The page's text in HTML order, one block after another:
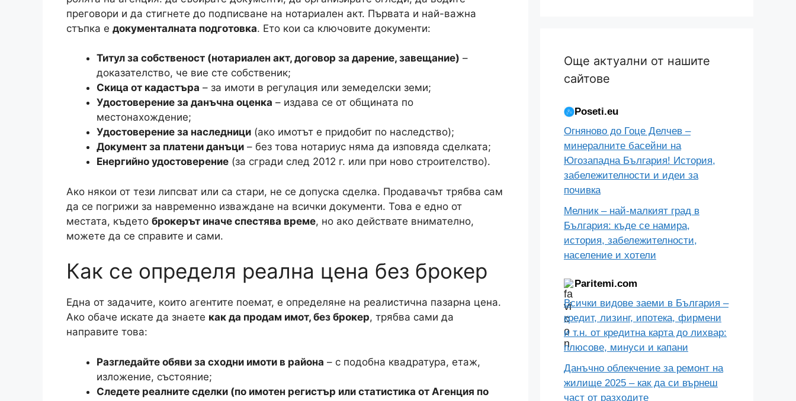
Ако все пак решите да продадете имота на близък човек, вижте как правилно се
осъществявапродажба на имот между роднини– какви са условията, какво да се
внимава и има ли нужда от данъчна декларация.
Отделно от това много купувачи вече активно търсятимот без посредник, защото
искат директен контакт със собственика и отказват да плащат пари „на ръка“ за
услуга, от която не виждат добавена стойност.
Нарастващото недоверие към некоректни брокери, липсата на лицензионни
изисквания в някои агенции и усещането, че пазарът се движи от частни обяви също
допринасят. И все пак – да продадеш имот без посредник не означава да действаш
хаотично. Има точни стъпки, които всеки собственик трябва да изпълни.
Какво трябва да подготвите, ако
продавате имот без посредник
Да се предприеме стъпката
преговори и да стигнете до подписване на нотариален акт. Първата и най-важна
стъпка едокументалната подготовка
цената?
декември 15, 2025
Къща в Орландовци – практичен
наръчник, за кого е кварталът,
стари къщи, ново строителство,
декември 13, 2025